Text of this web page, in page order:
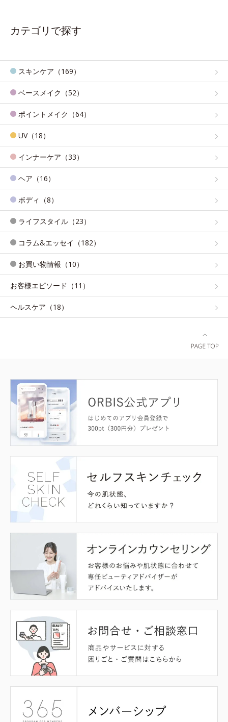
カテゴリで探す
スキンケア（169）
ベースメイク（52）
ポイントメイク（64）
UV（18）
インナーケア（33）
ヘア（16）
ボディ（8）
ライフスタイル（23）
コラム&エッセイ（182）
お買い物情報（10）
お客様エピソード（11）
ヘルスケア（18）